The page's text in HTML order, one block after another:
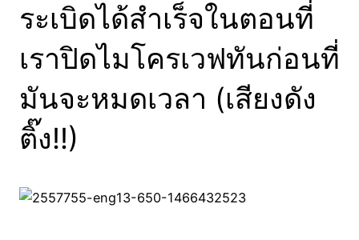
ระเบิดได้สำเร็จในตอนที่
เราปิดไมโครเวฟทันก่อนที่
มันจะหมดเวลา (เสียงดัง
ติ๊ง!!)